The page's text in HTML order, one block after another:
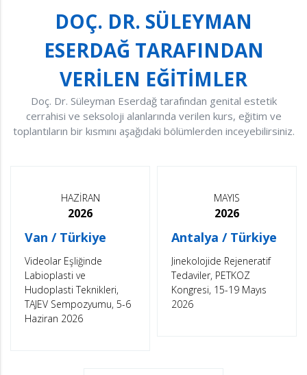
DOÇ. DR. SÜLEYMAN
ESERDAĞ TARAFINDAN
VERİLEN EĞİTİMLER
Doç. Dr. Süleyman Eserdağ tarafından genital estetik
cerrahisi ve seksoloji alanlarında verilen kurs, eğitim ve
toplantıların bir kısmını aşağıdaki bölümlerden inceyebilirsiniz.
HAZİRAN
2026
Van / Türkiye
Videolar Eşliğinde
Labioplasti ve
Hudoplasti Teknikleri,
TAJEV Sempozyumu, 5-6
Haziran 2026
MAYIS
2026
Antalya / Türkiye
Jinekolojide Rejeneratif
Tedaviler, PETKOZ
Kongresi, 15-19 Mayıs
2026